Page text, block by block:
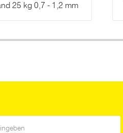
25 kg 0,7 - 1,2 mm